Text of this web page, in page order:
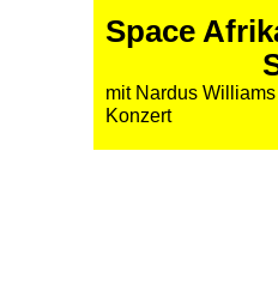
Space
mit Nardus Williams
Konzert